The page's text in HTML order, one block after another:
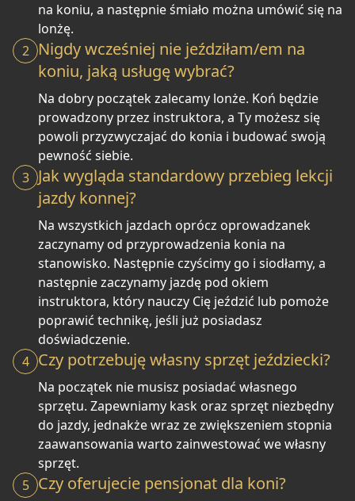
na koniu, a następnie śmiało można umówić się na
lonżę.
2
Nigdy wcześniej nie jeździłam/em na
koniu, jaką usługę wybrać?
Na dobry początek zalecamy lonże. Koń będzie
prowadzony przez instruktora, a Ty możesz się
powoli przyzwyczajać do konia i budować swoją
pewność siebie.
3 Jak wygląda standardowy przebieg lekcji
jazdy konnej?
Na wszystkich jazdach oprócz oprowadzanek
zaczynamy od przyprowadzenia konia na
stanowisko. Następnie czyścimy go i siodłamy, a
następnie zaczynamy jazdę pod okiem
instruktora, który nauczy Cię jeździć lub pomoże
poprawić technikę, jeśli już posiadasz
doświadczenie.
4 Czy potrzebuję własny sprzęt jeździecki?
Na początek nie musisz posiadać własnego
sprzętu. Zapewniamy kask oraz sprzęt niezbędny
do jazdy, jednakże wraz ze zwiększeniem stopnia
zaawansowania warto zainwestować we własny
sprzęt.
5 Czy oferujecie pensjonat dla koni?